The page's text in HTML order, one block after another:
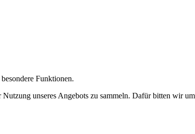
Funktionen.
unseres Angebots zu sammeln. Dafür bitten wir